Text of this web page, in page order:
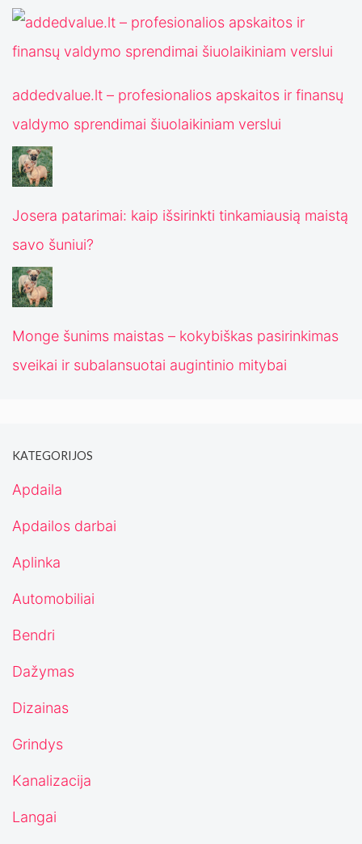
addedvalue.lt – profesionalios apskaitos ir finansų
valdymo sprendimai šiuolaikiniam verslui
Josera patarimai: kaip išsirinkti tinkamiausią maistą
savo šuniui?
Monge šunims maistas – kokybiškas pasirinkimas
sveikai ir subalansuotai augintinio mitybai
KATEGORIJOS
Apdaila
Apdailos darbai
Aplinka
Automobiliai
Bendri
Dažymas
Dizainas
Grindys
Kanalizacija
Langai